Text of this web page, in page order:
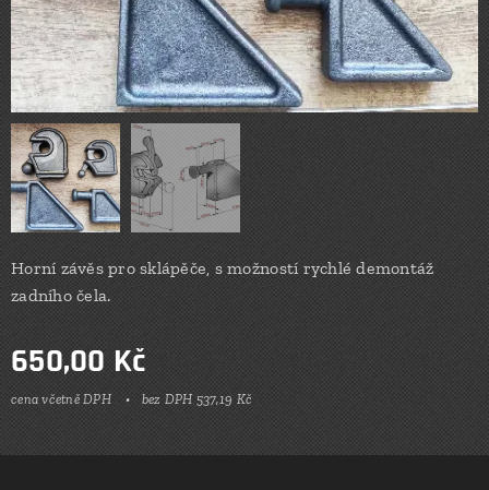
Horní závěs pro sklápěče, s možností rychlé demontáž
zadního čela.
650,00Kč
cena včetně DPH bez DPH 537,19 Kč